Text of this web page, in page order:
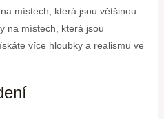
místech, která jsou většinou
na místech, která jsou
více hloubky a realismu ve